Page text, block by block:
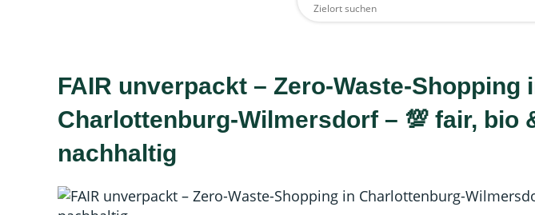
Daten werden geladen
FAIR unverpackt – Zero-Waste-Shopping
Charlottenburg-Wilmersdorf – 💯 fair, bio
nachhaltig